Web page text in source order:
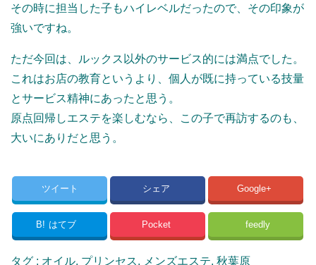
その時に担当した子もハイレベルだったので、その印象が
強いですね。
ただ今回は、ルックス以外のサービス的には満点でした。
これはお店の教育というより、個人が既に持っている技量
とサービス精神にあったと思う。
原点回帰しエステを楽しむなら、この子で再訪するのも、
大いにありだと思う。
ツイート シェア Google+
B! はてブ Pocket feedly
タグ : オイル, プリンセス, メンズエステ, 秋葉原